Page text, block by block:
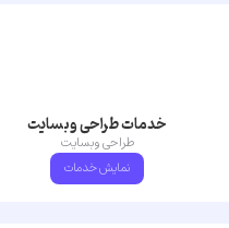
خدمات طراحی وبسایت
طراحی وبسایت
نمایش خدمات